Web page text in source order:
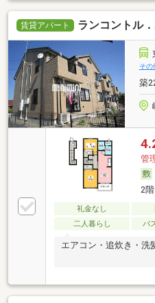
賃貸アパート ランコントル
その
築
管
2
礼金なし
二人暮らし
バ
エアコン・追炊き・洗